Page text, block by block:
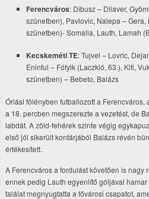
Ferencváros: Dibusz – Dilaver,
szünetben), Pavlovic, Nalepa – Gera,
szünetben)- Somalia, Lauth, Lamah
Kecskeméti TE: Tujvel – Lovric,
Eninful – Fótyik (Laczkló, 63.), Kitl,
szünetben) – Bebeto, Balázs
Óriási fölényben futballozott a
a 18. percben megszerezte a vezetést, de
labdát. A zöld-fehérek szinte végig
első jól sikerült kontárjából Balázs révén
értékesített.
A Ferencváros a fordulást követően is nagy
ennek pedig Lauth egyenlítő góljával
találat megnyugtatta a fővárosi csapatot,